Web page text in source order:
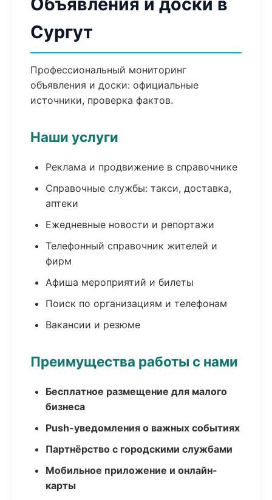
Сургут
Профессиональный мониторинг
объявления и доски: официальные
источники, проверка фактов.
Наши услуги
Реклама и продвижение в справочнике
Справочные службы: такси, доставка,
аптеки
Ежедневные новости и репортажи
Телефонный справочник жителей и
фирм
Афиша мероприятий и билеты
Поиск по организациям и телефонам
Вакансии и резюме
Преимущества работы с нами
Бесплатное размещение для малого
бизнеса
Push-уведомления о важных событиях
Партнёрство с городскими службами
Мобильное приложение и онлайн-
карты